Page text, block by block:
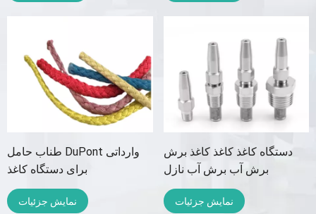
طناب حامل DuPont وارداتی
برای دستگاه کاغذ
نمایش جزئیات
دستگاه کاغذ کاغذ کاغذ برش
برش آب برش آب نازل
نمایش جزئیات